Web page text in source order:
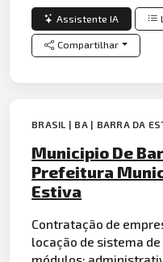
Assistente IA
Compartilhar
BRASIL | BA | BARRA DA
Municipio De
Prefeitura
Estiva
Contratação de
locação de sistema de